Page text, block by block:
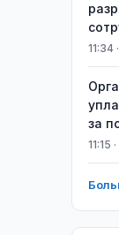
11:34
за
11:15